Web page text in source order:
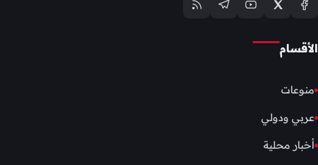
الأقسام
منوعات
عربي ودولي
أخبار محلية